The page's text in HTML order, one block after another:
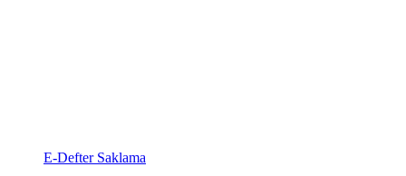
E-Defter Saklama